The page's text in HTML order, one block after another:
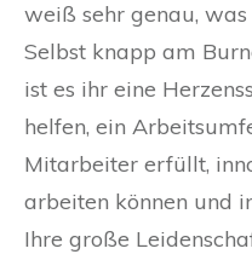
weiß sehr genau,
Selbst knapp am
ist es ihr eine
helfen, ein
Mitarbeiter erfüllt,
arbeiten können und
Ihre große